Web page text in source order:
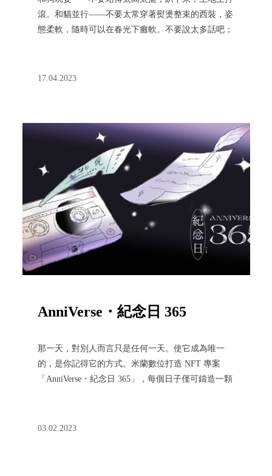
滾。和貓並行——不要太常穿著熨燙整束的西裝，姿
態柔軟，隨時可以在春光下癱軟。不要說太多話吧；
17.04.2023
AnniVerse・紀念日 365
那一天，對別人而言只是任何一天。使它成為唯一
的，是你記得它的方式。米蘭數位打造 NFT 專案
「AnniVerse・紀念日 365」，每個日子僅可鑄造一顆
03.02.2023